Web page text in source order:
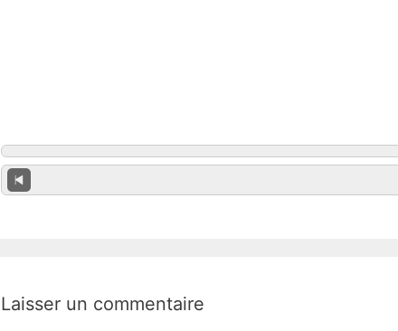
Laisser un commentaire